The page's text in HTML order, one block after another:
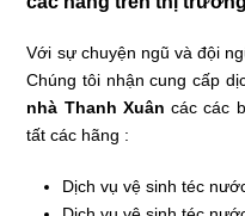
Với sự chuyện ngũ và đội
Chúng tôi nhận cung cấp
nhà Thanh Xuân các các
tất các hãng :
Dịch vụ vệ sinh téc